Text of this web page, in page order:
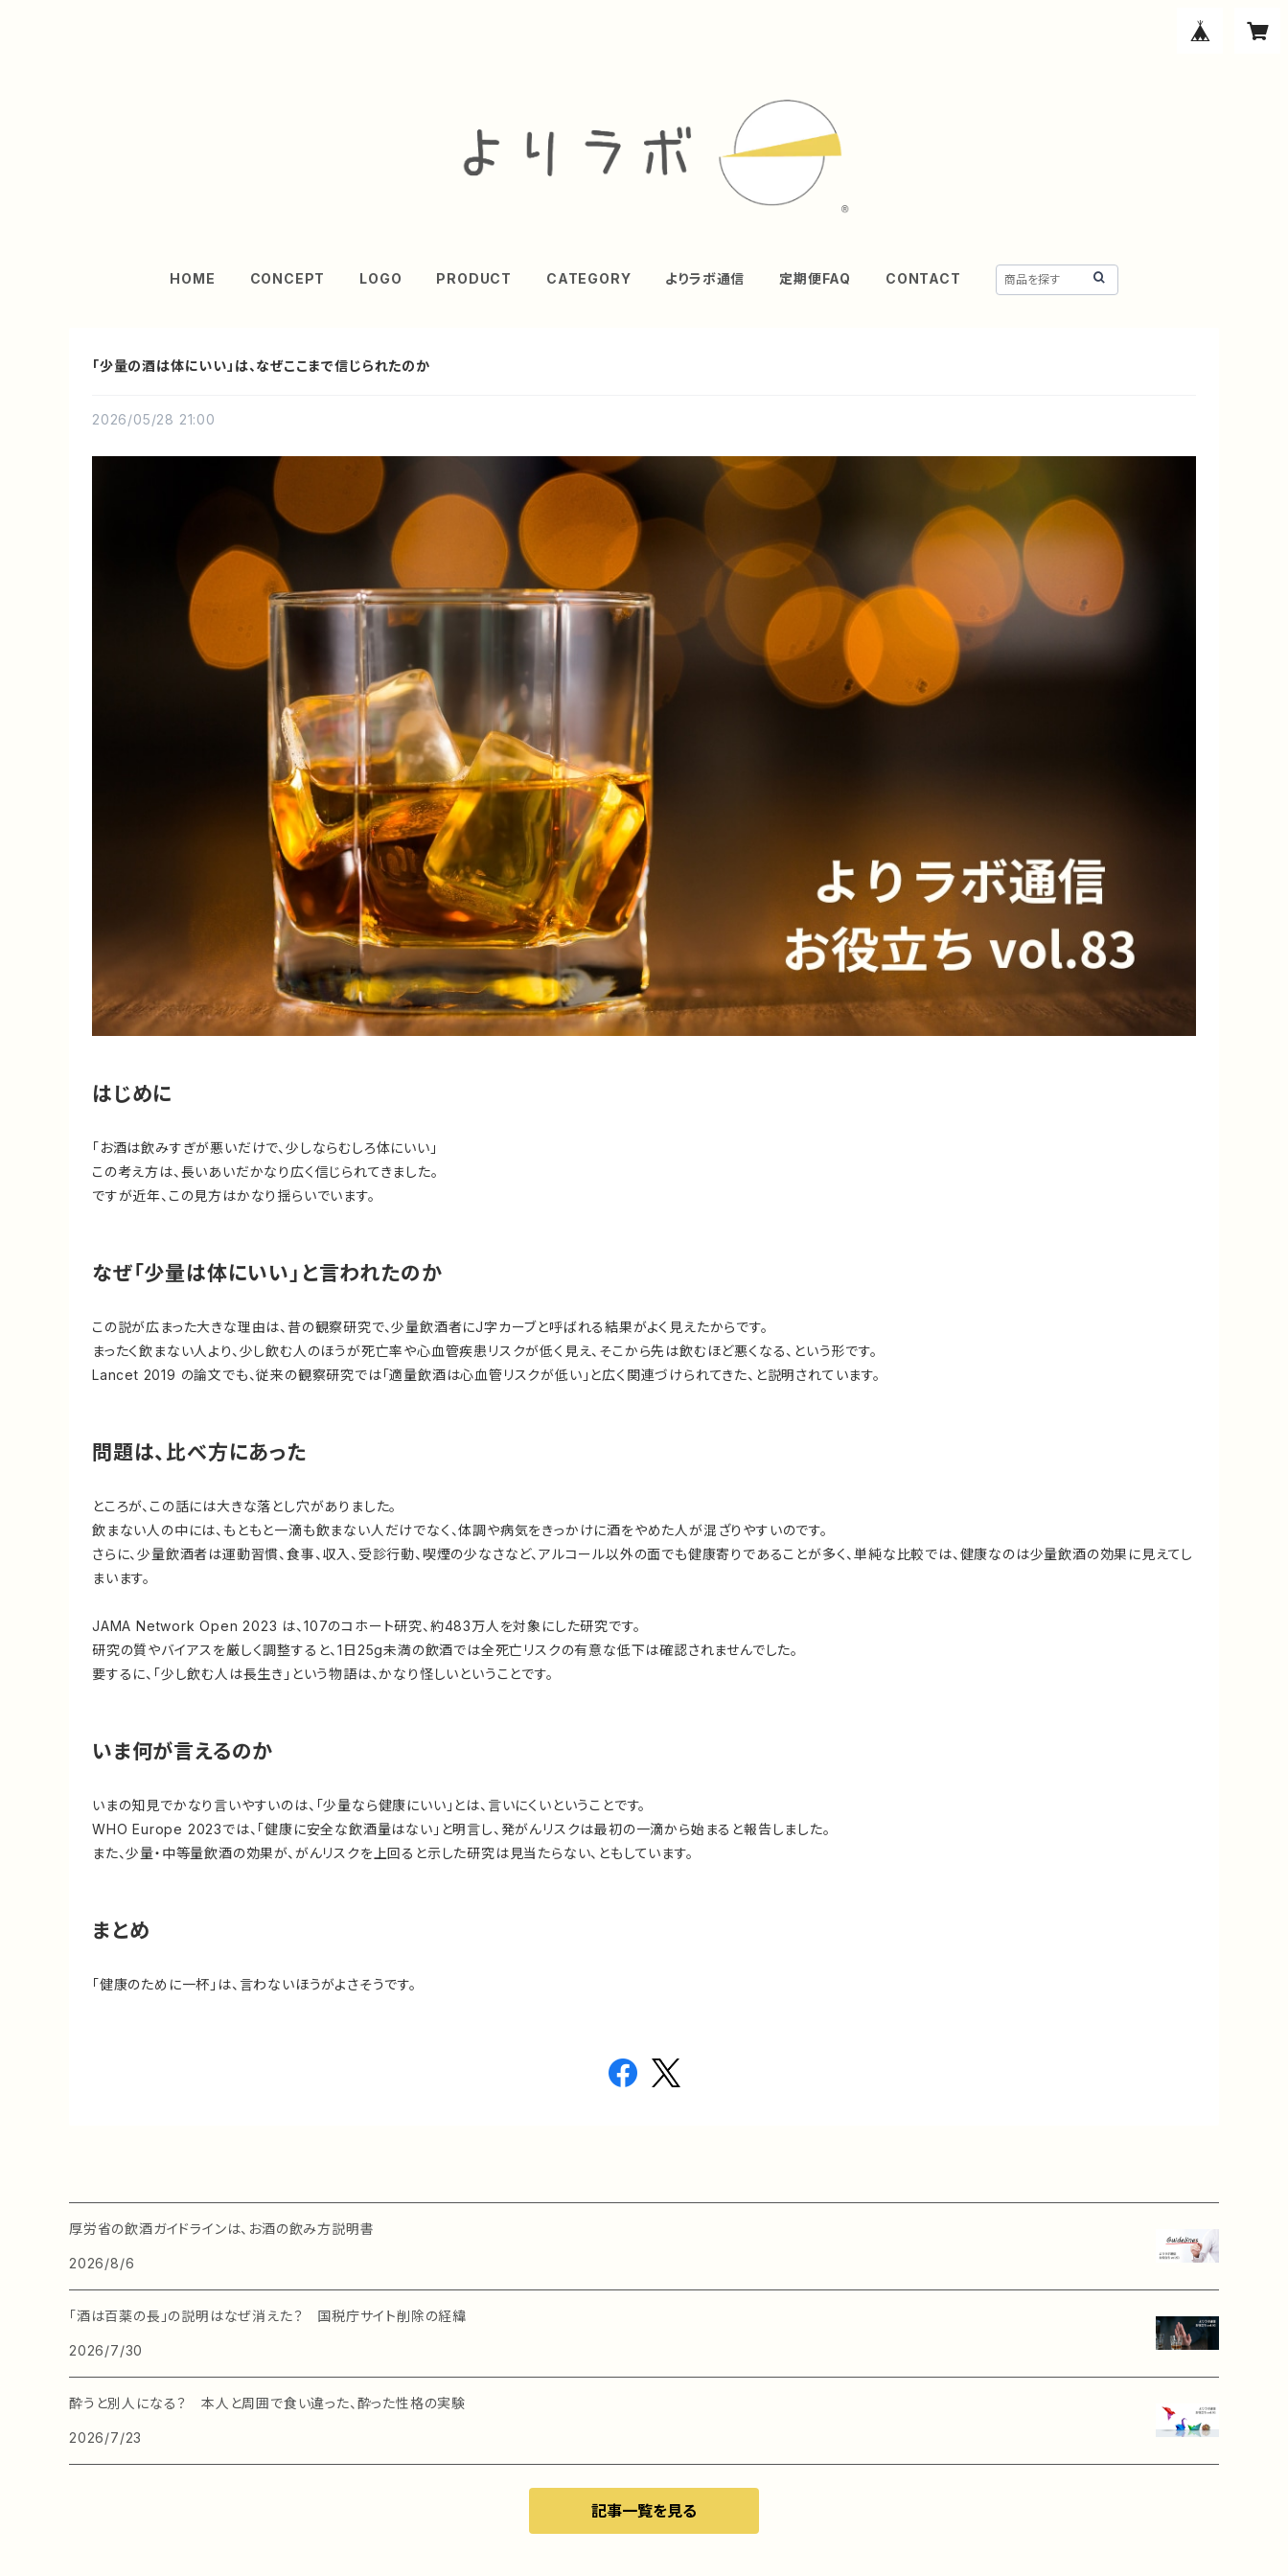
HOME CONCEPT LOGO PRODUCT CATEGORY よりラボ通信 定期便FAQ CONTACT
「少量の酒は体にいい」は、なぜここまで信じられたのか
2026/05/28 21:00
はじめに
「お酒は飲みすぎが悪いだけで、少しならむしろ体にいい」
この考え方は、長いあいだかなり広く信じられてきました。
ですが近年、この見方はかなり揺らいでいます。
なぜ「少量は体にいい」と言われたのか
この説が広まった大きな理由は、昔の観察研究で、少量飲酒者にJ字カーブと呼ばれる結果がよく見えたからです。
まったく飲まない人より、少し飲む人のほうが死亡率や心血管疾患リスクが低く見え、そこから先は飲むほど悪くなる、という形です。
Lancet 2019 の論文でも、従来の観察研究では「適量飲酒は心血管リスクが低い」と広く関連づけられてきた、と説明されています。
問題は、比べ方にあった
ところが、この話には大きな落とし穴がありました。
飲まない人の中には、もともと一滴も飲まない人だけでなく、体調や病気をきっかけに酒をやめた人が混ざりやすいのです。
さらに、少量飲酒者は運動習慣、食事、収入、受診行動、喫煙の少なさなど、アルコール以外の面でも健康寄りであることが多く、単純な比較では、健康なのは少量飲酒の効果に見えてし
まいます。
JAMA Network Open 2023 は、107のコホート研究、約483万人を対象にした研究です。
研究の質やバイアスを厳しく調整すると、1日25g未満の飲酒では全死亡リスクの有意な低下は確認されませんでした。
要するに、「少し飲む人は長生き」という物語は、かなり怪しいということです。
いま何が言えるのか
いまの知見でかなり言いやすいのは、「少量なら健康にいい」とは、言いにくいということです。
WHO Europe 2023では、「健康に安全な飲酒量はない」と明言し、発がんリスクは最初の一滴から始まると報告しました。
また、少量・中等量飲酒の効果が、がんリスクを上回ると示した研究は見当たらない、ともしています。
まとめ
「健康のために一杯」は、言わないほうがよさそうです。
厚労省の飲酒ガイドラインは、お酒の飲み方説明書
2026/8/6
「酒は百薬の長」の説明はなぜ消えた？ 国税庁サイト削除の経緯
2026/7/30
酔うと別人になる？ 本人と周囲で食い違った、酔った性格の実験
2026/7/23
記事一覧を見る